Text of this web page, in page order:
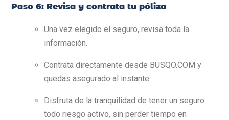
Paso 6: Revisa y contrata tu póliza
Una vez elegido el seguro, revisa toda la
información.
Contrata directamente desde BUSQO.COM y
quedas asegurado al instante.
Disfruta de la tranquilidad de tener un seguro
todo riesgo activo, sin perder tiempo en